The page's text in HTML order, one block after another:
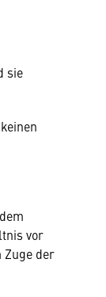
sie
vor
Zuge der